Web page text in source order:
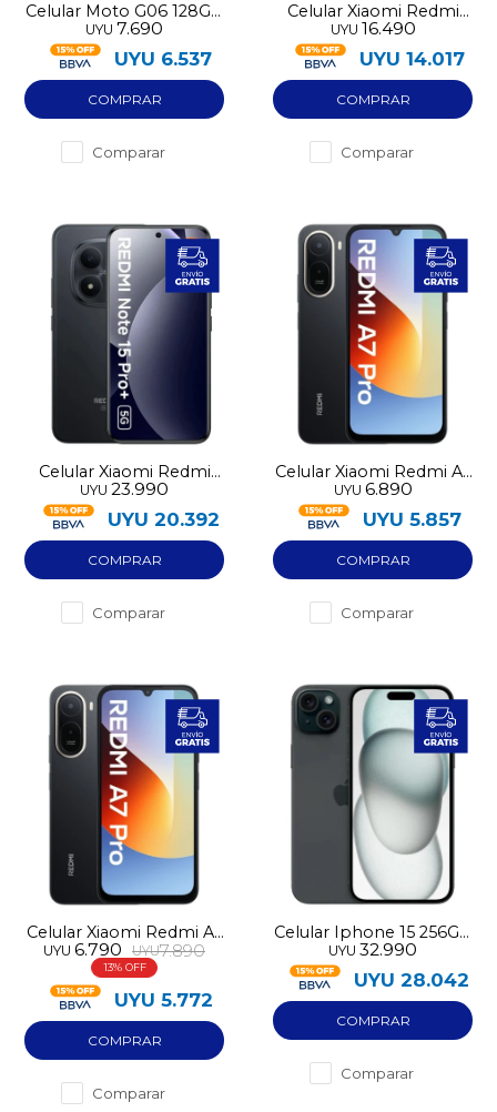
Celular Moto G06 128GB
4G
UYU 7.690
UYU 6.537
Comparar
Celular Xiaomi Redmi
Note 15 256GB 5G
UYU 16.490
UYU 14.017
Comparar
Celular Xiaomi Redmi
Note 15 Pro Plus 256GB
UYU 23.990
UYU 20.392
Comparar
Celular Xiaomi Redmi A7
Pro 64GB 4G
UYU 6.890
UYU 5.857
Comparar
Celular Xiaomi Redmi A7
Pro 128GB 4G
UYU 6.790 UYU7.890
13
UYU 5.772
Comparar
Celular Iphone 15 256GB
pre-utilizado
UYU 32.990
UYU 28.042
Comparar